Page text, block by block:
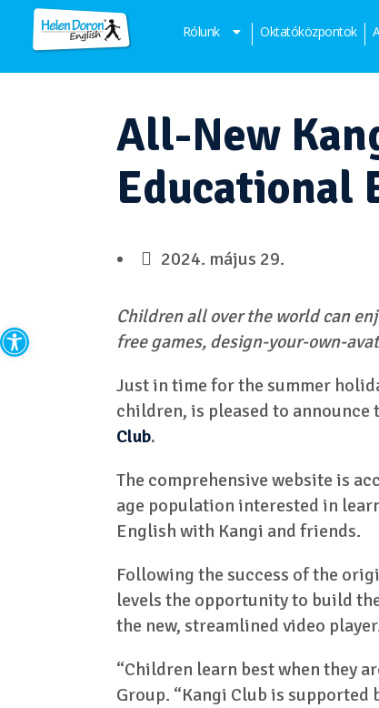
Eszköztár megnyitása
Rólunk Oktatóközpontok
All-New
Educational
2024. május 29.
Children all over the world can
free games, design-your-own-
Just in time for the summer
children, is pleased to
Club.
The comprehensive website is
age population interested in
English with Kangi and friends.
Following the success of the
levels the opportunity to build
the new, streamlined video
“Children learn best when they
Group. “Kangi Club is